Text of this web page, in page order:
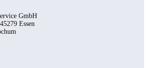
GmbH
Essen